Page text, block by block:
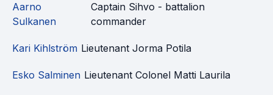
Aarno
Sulkanen
Captain Sihvo - battalion
commander
Kari Kihlström Lieutenant Jorma Potila
Esko Salminen Lieutenant Colonel Matti Laurila